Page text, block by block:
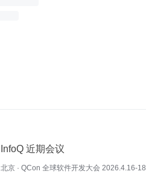
InfoQ 近期会议
北京 · QCon 全球软件开发大会 2026.4.16-18